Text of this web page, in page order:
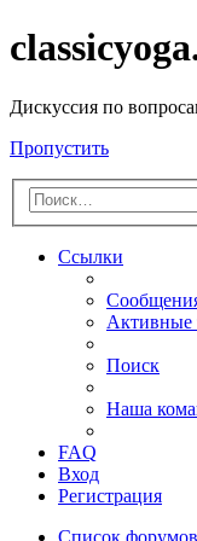
Дискуссия по
Пропустить
Ссылки
Активные
Поиск
Наша
FAQ
Вход
Регистрация